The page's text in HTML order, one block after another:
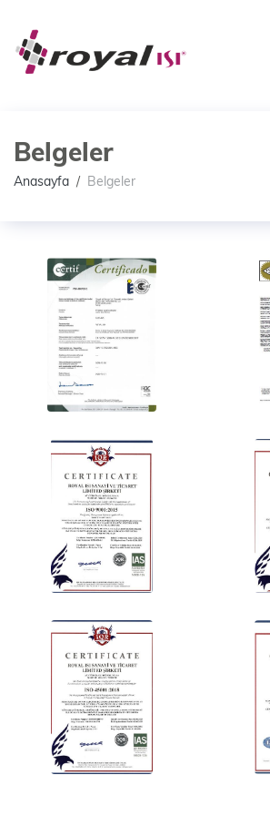
Belgeler
Anasayfa Belgeler